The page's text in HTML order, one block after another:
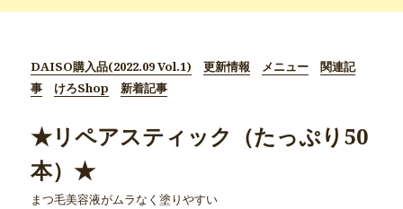
DAISO購入品(2022.09 Vol.1) 更新情報 メニュー
関連記
事
けろShop 新着記事
★リペアスティック（たっぷり50
本）★
まつ毛美容液がムラなく塗りやすい